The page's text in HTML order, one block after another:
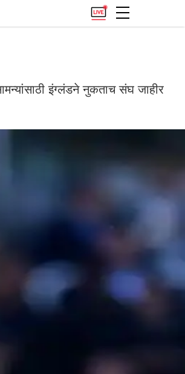
इंग्लंडने नुकताच संघ जाहीर